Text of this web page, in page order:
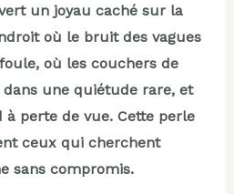
un joyau caché sur la
où le bruit des vagues
où les couchers de
une quiétude rare, et
à perte de vue. Cette perle
ceux qui cherchent
sans compromis.